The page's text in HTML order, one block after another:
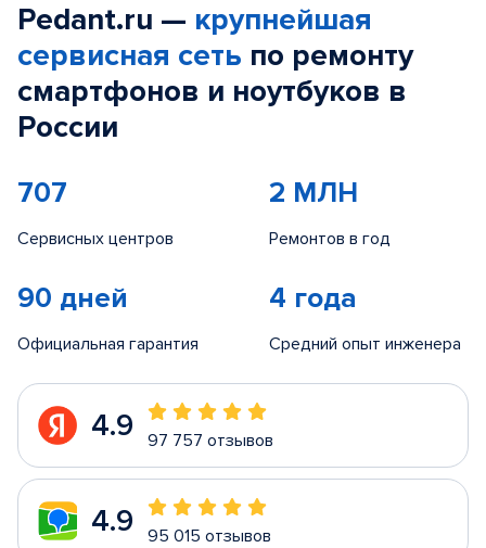
Pedant.ru — крупнейшая
сервисная сеть по ремонту
смартфонов и ноутбуков в
России
707
Сервисных центров
2 МЛН
Ремонтов в год
90 дней
Официальная гарантия
4 года
Средний опыт инженера
4.9 97 757 отзывов
4.9 95 015 отзывов